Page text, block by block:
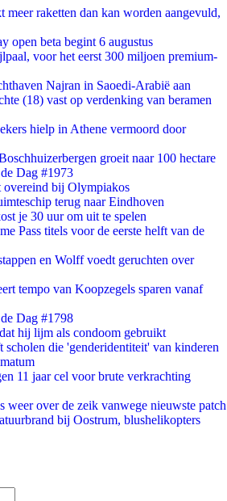
meer raketten dan kan worden aangevuld,
open beta begint 6 augustus
voor het eerst 300 miljoen premium-
Najran in Saoedi-Arabië aan
(18) vast op verdenking van beramen
hielp in Athene vermoord door
groeit naar 100 hectare
Dag #1973
bij Olympiakos
terug naar Eindhoven
je 30 uur om uit te spelen
Pass titels voor de eerste helft van de
en Wolff voedt geruchten over
tempo van Koopzegels sparen vanaf
Dag #1798
hij lijm als condoom gebruikt
scholen die 'genderidentiteit' van kinderen
11 jaar cel voor brute verkrachting
weer over de zeik vanwege nieuwste patch
bij Oostrum, blushelikopters